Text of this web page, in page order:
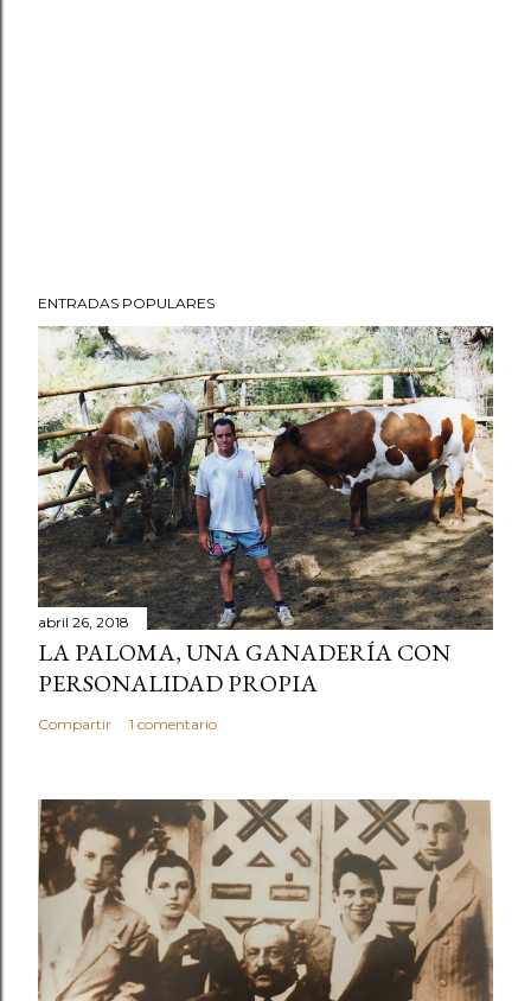
ENTRADAS POPULARES
abril 26, 2018
LA PALOMA, UNA GANADERÍA CON
PERSONALIDAD PROPIA
Compartir 1 comentario